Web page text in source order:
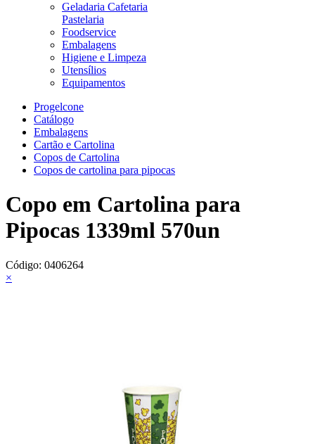
Geladaria Cafetaria
Pastelaria
Foodservice
Embalagens
Higiene e Limpeza
Utensílios
Equipamentos
Progelcone
Catálogo
Embalagens
Cartão e Cartolina
Copos de Cartolina
Copos de cartolina para pipocas
Copo em Cartolina para
Pipocas 1339ml 570un
Código: 0406264
×